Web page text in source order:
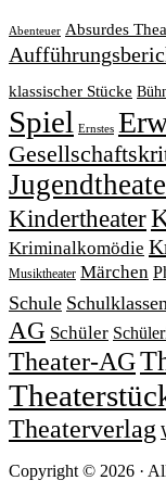
Abenteuer Absurdes
klassischer Stücke
Spiel Ernstes
Kindertheater
Kriminalkomödie
Musiktheater Märchen
Schule Schulklassen
AG Schüler
Theater-AG
Theaterverlag
Copyright © 2026 ·